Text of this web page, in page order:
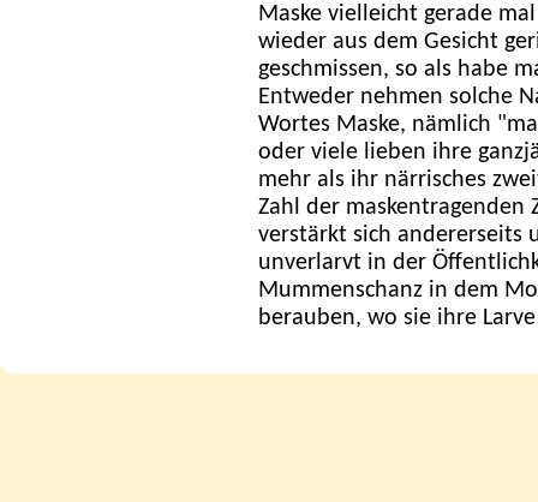
Maske vielleicht gerade
wieder aus dem Gesicht
geschmissen, so als habe
Entweder nehmen solche
Wortes Maske, nämlich
oder viele lieben ihre
mehr als ihr närrisches
Zahl der maskentragenden
verstärkt sich andererseits
unverlarvt in der
Mummenschanz in dem
berauben, wo sie ihre